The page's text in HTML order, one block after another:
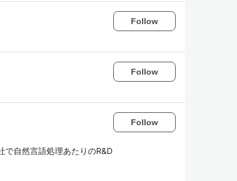
Follow
Follow
で自然言語処理あたりのR&D
Follow